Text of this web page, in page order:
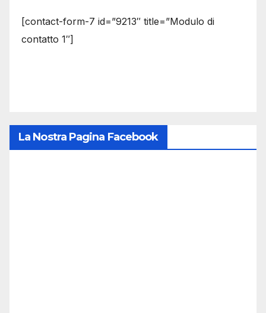
[contact-form-7 id=”9213″ title=”Modulo di
contatto 1″]
La Nostra Pagina Facebook